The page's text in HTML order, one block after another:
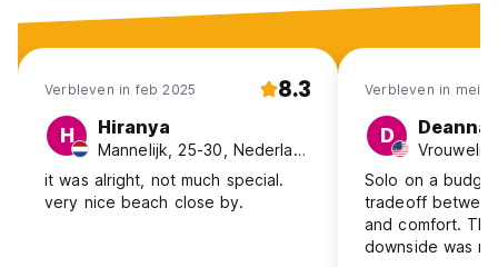
Verbleven in feb 2025 8.3
H Hiranya
Mannelijk, 25-30, Nederland
it was alright, not much special.
very nice beach close by.
Verbleven in mei
D Deanna
Solo on a
tradeoff
and comfort.
downside was